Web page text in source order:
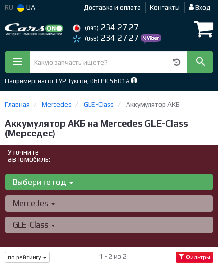
RU UA Доставка и оплата Контакты Вход
(095) 234 27 27
(068) 234 27 27
Например: насос ГУР Туксон, 06H905601A
Главная Mercedes GLE-Class Аккумулятор АКБ
Аккумулятор АКБ на Mercedes GLE-Class
(Мерседес)
Уточните
автомобиль:
Выберите год
Mercedes
GLE-Class
по рейтингу 1 - 2 из 2 Фильтры